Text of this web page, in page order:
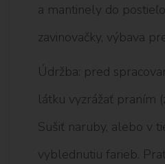
a mantinely do
zavinovačky, výbava
Údržba: pred
látku vyzrážať praním
Sušiť naruby, alebo v
vyblednutiu farieb.